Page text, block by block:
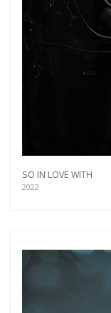
SO IN LOVE WITH
2022